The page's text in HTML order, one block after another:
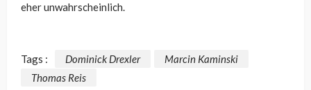
eher unwahrscheinlich.
Tags : Dominick Drexler
Marcin Kaminski
Thomas Reis